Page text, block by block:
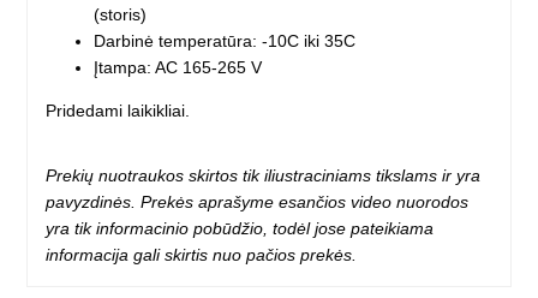
(storis)
Darbinė temperatūra: -10C iki 35C
Įtampa: AC 165-265 V
Pridedami laikikliai.
Prekių nuotraukos skirtos tik iliustraciniams tikslams ir yra
pavyzdinės. Prekės aprašyme esančios video nuorodos
yra tik informacinio pobūdžio, todėl jose pateikiama
informacija gali skirtis nuo pačios prekės.